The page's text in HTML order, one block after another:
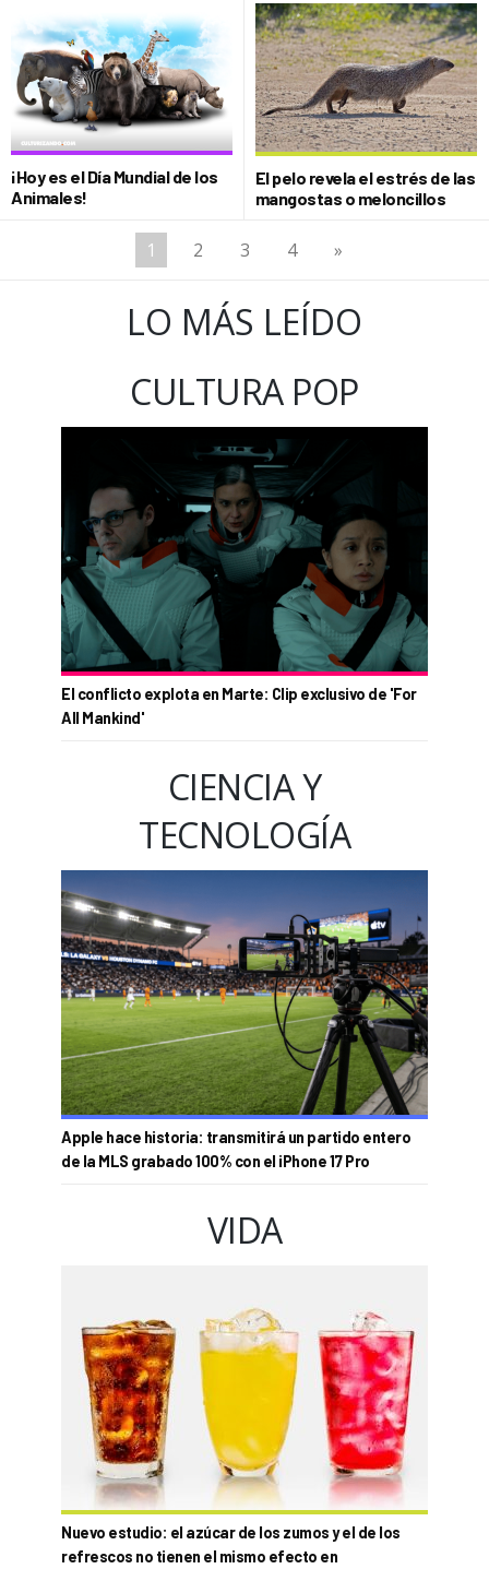
¡Hoy es el Día Mundial de los
Animales!
El pelo revela el estrés de las
mangostas o meloncillos
1 2 3 4 »
LO MÁS LEÍDO
CULTURA POP
El conflicto explota en Marte: Clip exclusivo de 'For
All Mankind'
CIENCIA Y
TECNOLOGÍA
Apple hace historia: transmitirá un partido entero
de la MLS grabado 100% con el iPhone 17 Pro
VIDA
Nuevo estudio: el azúcar de los zumos y el de los
refrescos no tienen el mismo efecto en